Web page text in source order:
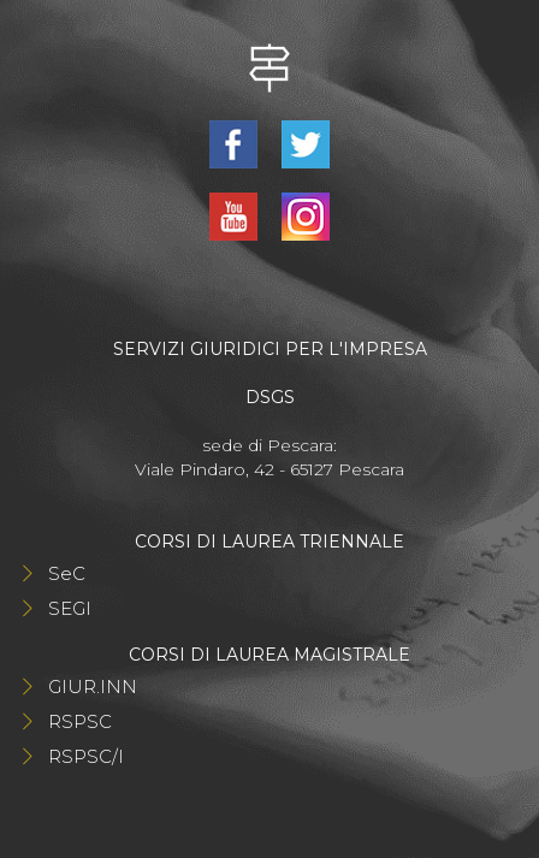
SERVIZI GIURIDICI PER L'IMPRESA
DSGS
sede di Pescara:
Viale Pindaro, 42 - 65127 Pescara
CORSI DI LAUREA TRIENNALE
SeC
SEGI
CORSI DI LAUREA MAGISTRALE
GIUR.INN
RSPSC
RSPSC/I